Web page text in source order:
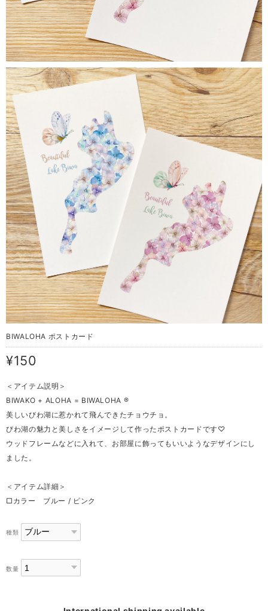
BIWALOHA ポストカード
¥150
＜アイテム説明＞
BIWAKO + ALOHA = BIWALOHA ®︎
美しいびわ湖に惹かれて飛んできたチョウチョ。
びわ湖の魅力と美しさをイメージして作ったポストカードです♡
ウッドフレームなどに入れて、お部屋に飾ってもいいようなデザインにし
ました。
＜アイテム詳細＞
□カラー ブルー / ピンク
種類
数量